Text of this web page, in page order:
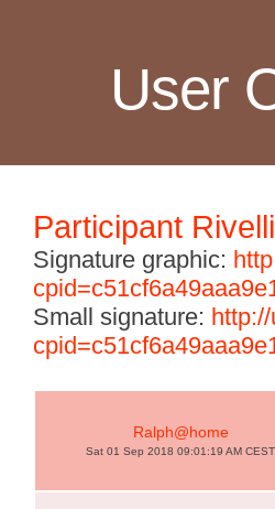
User
Participant
Signature graphic:
Small signature:
Ralph@home
Sat 01 Sep 2018 09:01:19 AM CEST